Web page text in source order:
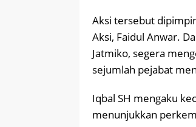
Aksi tersebut
Aksi, Faidul Anwar.
Jatmiko, segera
sejumlah pejabat
Iqbal SH mengaku
menunjukkan